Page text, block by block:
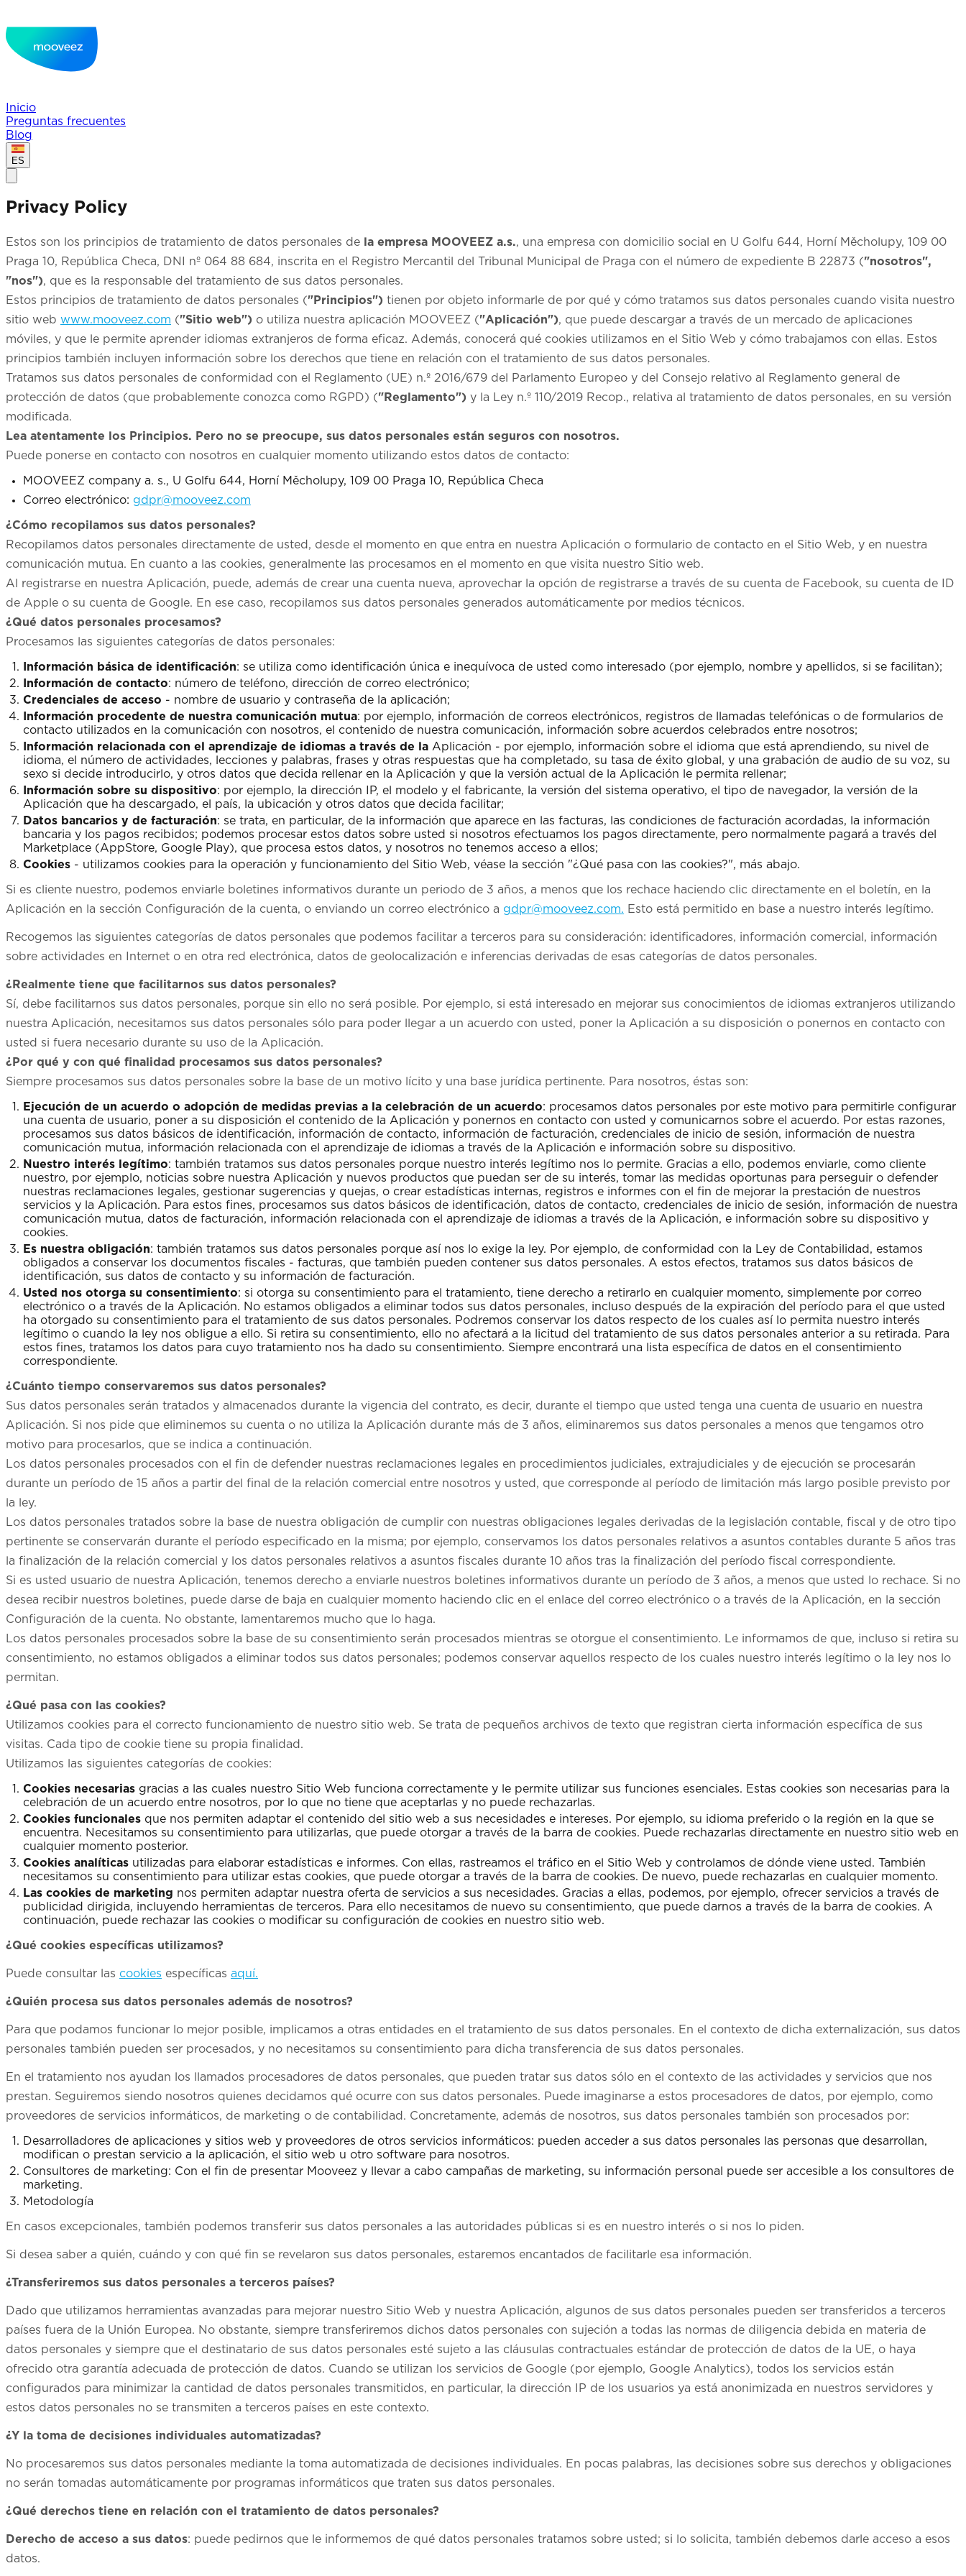
Inicio
Preguntas frecuentes
Blog
ES
Privacy Policy
Estos son los principios de tratamiento de datos personales de la empresa MOOVEEZ a.s., una empresa con domicilio social en U Golfu 644, Horní Měcholupy, 109 00
Praga 10, República Checa, DNI nº 064 88 684, inscrita en el Registro Mercantil del Tribunal Municipal de Praga con el número de expediente B 22873 ("nosotros",
"nos"), que es la responsable del tratamiento de sus datos personales.
Estos principios de tratamiento de datos personales ("Principios") tienen por objeto informarle de por qué y cómo tratamos sus datos personales cuando visita nuestro
sitio web www.mooveez.com ("Sitio web") o utiliza nuestra aplicación MOOVEEZ ("Aplicación"), que puede descargar a través de un mercado de aplicaciones
móviles, y que le permite aprender idiomas extranjeros de forma eficaz. Además, conocerá qué cookies utilizamos en el Sitio Web y cómo trabajamos con ellas. Estos
principios también incluyen información sobre los derechos que tiene en relación con el tratamiento de sus datos personales.
Tratamos sus datos personales de conformidad con el Reglamento (UE) n.º 2016/679 del Parlamento Europeo y del Consejo relativo al Reglamento general de
protección de datos (que probablemente conozca como RGPD) ("Reglamento") y la Ley n.º 110/2019 Recop., relativa al tratamiento de datos personales, en su versión
modificada.
Lea atentamente los Principios. Pero no se preocupe, sus datos personales están seguros con nosotros.
Puede ponerse en contacto con nosotros en cualquier momento utilizando estos datos de contacto:
MOOVEEZ company a. s., U Golfu 644, Horní Měcholupy, 109 00 Praga 10, República Checa
Correo electrónico: gdpr@mooveez.com
¿Cómo recopilamos sus datos personales?
Recopilamos datos personales directamente de usted, desde el momento en que entra en nuestra Aplicación o formulario de contacto en el Sitio Web, y en nuestra
comunicación mutua. En cuanto a las cookies, generalmente las procesamos en el momento en que visita nuestro Sitio web.
Al registrarse en nuestra Aplicación, puede, además de crear una cuenta nueva, aprovechar la opción de registrarse a través de su cuenta de Facebook, su cuenta de ID
de Apple o su cuenta de Google. En ese caso, recopilamos sus datos personales generados automáticamente por medios técnicos.
¿Qué datos personales procesamos?
Procesamos las siguientes categorías de datos personales:
Información básica de identificación: se utiliza como identificación única e inequívoca de usted como interesado (por ejemplo, nombre y apellidos, si se facilitan);
Información de contacto: número de teléfono, dirección de correo electrónico;
Credenciales de acceso - nombre de usuario y contraseña de la aplicación;
Información procedente de nuestra comunicación mutua: por ejemplo, información de correos electrónicos, registros de llamadas telefónicas o de formularios de
contacto utilizados en la comunicación con nosotros, el contenido de nuestra comunicación, información sobre acuerdos celebrados entre nosotros;
Información relacionada con el aprendizaje de idiomas a través de la Aplicación - por ejemplo, información sobre el idioma que está aprendiendo, su nivel de
idioma, el número de actividades, lecciones y palabras, frases y otras respuestas que ha completado, su tasa de éxito global, y una grabación de audio de su voz, su
sexo si decide introducirlo, y otros datos que decida rellenar en la Aplicación y que la versión actual de la Aplicación le permita rellenar;
Información sobre su dispositivo: por ejemplo, la dirección IP, el modelo y el fabricante, la versión del sistema operativo, el tipo de navegador, la versión de la
Aplicación que ha descargado, el país, la ubicación y otros datos que decida facilitar;
Datos bancarios y de facturación: se trata, en particular, de la información que aparece en las facturas, las condiciones de facturación acordadas, la información
bancaria y los pagos recibidos; podemos procesar estos datos sobre usted si nosotros efectuamos los pagos directamente, pero normalmente pagará a través del
Marketplace (AppStore, Google Play), que procesa estos datos, y nosotros no tenemos acceso a ellos;
Cookies - utilizamos cookies para la operación y funcionamiento del Sitio Web, véase la sección "¿Qué pasa con las cookies?", más abajo.
Si es cliente nuestro, podemos enviarle boletines informativos durante un periodo de 3 años, a menos que los rechace haciendo clic directamente en el boletín, en la
Aplicación en la sección Configuración de la cuenta, o enviando un correo electrónico a gdpr@mooveez.com. Esto está permitido en base a nuestro interés legítimo.
Recogemos las siguientes categorías de datos personales que podemos facilitar a terceros para su consideración: identificadores, información comercial, información
sobre actividades en Internet o en otra red electrónica, datos de geolocalización e inferencias derivadas de esas categorías de datos personales.
¿Realmente tiene que facilitarnos sus datos personales?
Sí, debe facilitarnos sus datos personales, porque sin ello no será posible. Por ejemplo, si está interesado en mejorar sus conocimientos de idiomas extranjeros utilizando
nuestra Aplicación, necesitamos sus datos personales sólo para poder llegar a un acuerdo con usted, poner la Aplicación a su disposición o ponernos en contacto con
usted si fuera necesario durante su uso de la Aplicación.
¿Por qué y con qué finalidad procesamos sus datos personales?
Siempre procesamos sus datos personales sobre la base de un motivo lícito y una base jurídica pertinente. Para nosotros, éstas son:
Ejecución de un acuerdo o adopción de medidas previas a la celebración de un acuerdo: procesamos datos personales por este motivo para permitirle configurar
una cuenta de usuario, poner a su disposición el contenido de la Aplicación y ponernos en contacto con usted y comunicarnos sobre el acuerdo. Por estas razones,
procesamos sus datos básicos de identificación, información de contacto, información de facturación, credenciales de inicio de sesión, información de nuestra
comunicación mutua, información relacionada con el aprendizaje de idiomas a través de la Aplicación e información sobre su dispositivo.
Nuestro interés legítimo: también tratamos sus datos personales porque nuestro interés legítimo nos lo permite. Gracias a ello, podemos enviarle, como cliente
nuestro, por ejemplo, noticias sobre nuestra Aplicación y nuevos productos que puedan ser de su interés, tomar las medidas oportunas para perseguir o defender
nuestras reclamaciones legales, gestionar sugerencias y quejas, o crear estadísticas internas, registros e informes con el fin de mejorar la prestación de nuestros
servicios y la Aplicación. Para estos fines, procesamos sus datos básicos de identificación, datos de contacto, credenciales de inicio de sesión, información de nuestra
comunicación mutua, datos de facturación, información relacionada con el aprendizaje de idiomas a través de la Aplicación, e información sobre su dispositivo y
cookies.
Es nuestra obligación: también tratamos sus datos personales porque así nos lo exige la ley. Por ejemplo, de conformidad con la Ley de Contabilidad, estamos
obligados a conservar los documentos fiscales - facturas, que también pueden contener sus datos personales. A estos efectos, tratamos sus datos básicos de
identificación, sus datos de contacto y su información de facturación.
Usted nos otorga su consentimiento: si otorga su consentimiento para el tratamiento, tiene derecho a retirarlo en cualquier momento, simplemente por correo
electrónico o a través de la Aplicación. No estamos obligados a eliminar todos sus datos personales, incluso después de la expiración del período para el que usted
ha otorgado su consentimiento para el tratamiento de sus datos personales. Podremos conservar los datos respecto de los cuales así lo permita nuestro interés
legítimo o cuando la ley nos obligue a ello. Si retira su consentimiento, ello no afectará a la licitud del tratamiento de sus datos personales anterior a su retirada. Para
estos fines, tratamos los datos para cuyo tratamiento nos ha dado su consentimiento. Siempre encontrará una lista específica de datos en el consentimiento
correspondiente.
¿Cuánto tiempo conservaremos sus datos personales?
Sus datos personales serán tratados y almacenados durante la vigencia del contrato, es decir, durante el tiempo que usted tenga una cuenta de usuario en nuestra
Aplicación. Si nos pide que eliminemos su cuenta o no utiliza la Aplicación durante más de 3 años, eliminaremos sus datos personales a menos que tengamos otro
motivo para procesarlos, que se indica a continuación.
Los datos personales procesados con el fin de defender nuestras reclamaciones legales en procedimientos judiciales, extrajudiciales y de ejecución se procesarán
durante un período de 15 años a partir del final de la relación comercial entre nosotros y usted, que corresponde al período de limitación más largo posible previsto por
la ley.
Los datos personales tratados sobre la base de nuestra obligación de cumplir con nuestras obligaciones legales derivadas de la legislación contable, fiscal y de otro tipo
pertinente se conservarán durante el período especificado en la misma; por ejemplo, conservamos los datos personales relativos a asuntos contables durante 5 años tras
la finalización de la relación comercial y los datos personales relativos a asuntos fiscales durante 10 años tras la finalización del período fiscal correspondiente.
Si es usted usuario de nuestra Aplicación, tenemos derecho a enviarle nuestros boletines informativos durante un período de 3 años, a menos que usted lo rechace. Si no
desea recibir nuestros boletines, puede darse de baja en cualquier momento haciendo clic en el enlace del correo electrónico o a través de la Aplicación, en la sección
Configuración de la cuenta. No obstante, lamentaremos mucho que lo haga.
Los datos personales procesados sobre la base de su consentimiento serán procesados mientras se otorgue el consentimiento. Le informamos de que, incluso si retira su
consentimiento, no estamos obligados a eliminar todos sus datos personales; podemos conservar aquellos respecto de los cuales nuestro interés legítimo o la ley nos lo
permitan.
¿Qué pasa con las cookies?
Utilizamos cookies para el correcto funcionamiento de nuestro sitio web. Se trata de pequeños archivos de texto que registran cierta información específica de sus
visitas. Cada tipo de cookie tiene su propia finalidad.
Utilizamos las siguientes categorías de cookies:
Cookies necesarias gracias a las cuales nuestro Sitio Web funciona correctamente y le permite utilizar sus funciones esenciales. Estas cookies son necesarias para la
celebración de un acuerdo entre nosotros, por lo que no tiene que aceptarlas y no puede rechazarlas.
Cookies funcionales que nos permiten adaptar el contenido del sitio web a sus necesidades e intereses. Por ejemplo, su idioma preferido o la región en la que se
encuentra. Necesitamos su consentimiento para utilizarlas, que puede otorgar a través de la barra de cookies. Puede rechazarlas directamente en nuestro sitio web en
cualquier momento posterior.
Cookies analíticas utilizadas para elaborar estadísticas e informes. Con ellas, rastreamos el tráfico en el Sitio Web y controlamos de dónde viene usted. También
necesitamos su consentimiento para utilizar estas cookies, que puede otorgar a través de la barra de cookies. De nuevo, puede rechazarlas en cualquier momento.
Las cookies de marketing nos permiten adaptar nuestra oferta de servicios a sus necesidades. Gracias a ellas, podemos, por ejemplo, ofrecer servicios a través de
publicidad dirigida, incluyendo herramientas de terceros. Para ello necesitamos de nuevo su consentimiento, que puede darnos a través de la barra de cookies. A
continuación, puede rechazar las cookies o modificar su configuración de cookies en nuestro sitio web.
¿Qué cookies específicas utilizamos?
Puede consultar las cookies específicas aquí.
¿Quién procesa sus datos personales además de nosotros?
Para que podamos funcionar lo mejor posible, implicamos a otras entidades en el tratamiento de sus datos personales. En el contexto de dicha externalización, sus datos
personales también pueden ser procesados, y no necesitamos su consentimiento para dicha transferencia de sus datos personales.
En el tratamiento nos ayudan los llamados procesadores de datos personales, que pueden tratar sus datos sólo en el contexto de las actividades y servicios que nos
prestan. Seguiremos siendo nosotros quienes decidamos qué ocurre con sus datos personales. Puede imaginarse a estos procesadores de datos, por ejemplo, como
proveedores de servicios informáticos, de marketing o de contabilidad. Concretamente, además de nosotros, sus datos personales también son procesados por:
Desarrolladores de aplicaciones y sitios web y proveedores de otros servicios informáticos: pueden acceder a sus datos personales las personas que desarrollan,
modifican o prestan servicio a la aplicación, el sitio web u otro software para nosotros.
Consultores de marketing: Con el fin de presentar Mooveez y llevar a cabo campañas de marketing, su información personal puede ser accesible a los consultores de
marketing.
Metodología
En casos excepcionales, también podemos transferir sus datos personales a las autoridades públicas si es en nuestro interés o si nos lo piden.
Si desea saber a quién, cuándo y con qué fin se revelaron sus datos personales, estaremos encantados de facilitarle esa información.
¿Transferiremos sus datos personales a terceros países?
Dado que utilizamos herramientas avanzadas para mejorar nuestro Sitio Web y nuestra Aplicación, algunos de sus datos personales pueden ser transferidos a terceros
países fuera de la Unión Europea. No obstante, siempre transferiremos dichos datos personales con sujeción a todas las normas de diligencia debida en materia de
datos personales y siempre que el destinatario de sus datos personales esté sujeto a las cláusulas contractuales estándar de protección de datos de la UE, o haya
ofrecido otra garantía adecuada de protección de datos. Cuando se utilizan los servicios de Google (por ejemplo, Google Analytics), todos los servicios están
configurados para minimizar la cantidad de datos personales transmitidos, en particular, la dirección IP de los usuarios ya está anonimizada en nuestros servidores y
estos datos personales no se transmiten a terceros países en este contexto.
¿Y la toma de decisiones individuales automatizadas?
No procesaremos sus datos personales mediante la toma automatizada de decisiones individuales. En pocas palabras, las decisiones sobre sus derechos y obligaciones
no serán tomadas automáticamente por programas informáticos que traten sus datos personales.
¿Qué derechos tiene en relación con el tratamiento de datos personales?
Derecho de acceso a sus datos: puede pedirnos que le informemos de qué datos personales tratamos sobre usted; si lo solicita, también debemos darle acceso a esos
datos.